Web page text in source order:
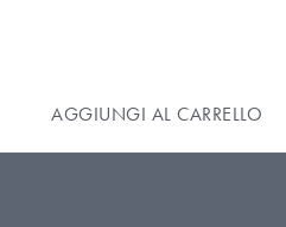
AGGIUNGI AL CARRELLO